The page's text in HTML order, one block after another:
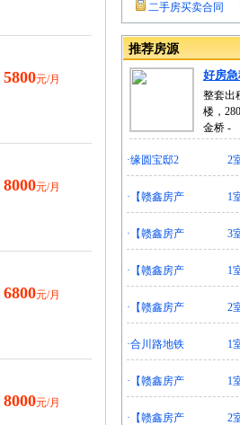
5800元/月
8000元/月
6800元/月
8000元/月
二手房买卖合同
推荐房源
好房
整套出
楼，
金桥 -
·缘圆宝邸2 2
· 【赣鑫房产 1
· 【赣鑫房产 3
· 【赣鑫房产 1
· 【赣鑫房产 2
·合川路地铁 1
· 【赣鑫房产 1
· 【赣鑫房产 2